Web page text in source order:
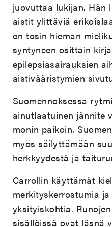
juovuttaa lukijan. Hän
aistit ylittäviä
on tosin hieman
syntyneen osittain
epilepsiasairauksien
aistivääristymien
Suomennoksessa
ainutlaatuinen jännite
monin paikoin.
myös säilyttämään
herkkyydestä ja
Carrollin käyttämät
merkityskerrostumia
yksityiskohtia.
sisällöissä ovat läsnä